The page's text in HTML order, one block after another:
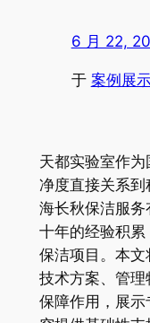
6 月 22,
于 案例展
天都实验室作
净度直接关系
海长秋保洁服
十年的经验积
保洁项目。本文
技术方案、管
保障作用，展